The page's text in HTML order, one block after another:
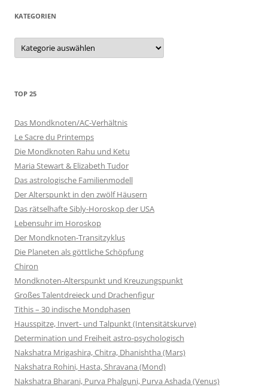
KATEGORIEN
Kategorien
TOP 25
Das Mondknoten/AC-Verhältnis
Le Sacre du Printemps
Die Mondknoten Rahu und Ketu
Maria Stewart & Elizabeth Tudor
Das astrologische Familienmodell
Der Alterspunkt in den zwölf Häusern
Das rätselhafte Sibly-Horoskop der USA
Lebensuhr im Horoskop
Der Mondknoten-Transitzyklus
Die Planeten als göttliche Schöpfung
Chiron
Mondknoten-Alterspunkt und Kreuzungspunkt
Großes Talentdreieck und Drachenfigur
Tithis – 30 indische Mondphasen
Hausspitze, Invert- und Talpunkt (Intensitätskurve)
Determination und Freiheit astro-psychologisch
Nakshatra Mrigashira, Chitra, Dhanishtha (Mars)
Nakshatra Rohini, Hasta, Shravana (Mond)
Nakshatra Bharani, Purva Phalguni, Purva Ashada (Venus)